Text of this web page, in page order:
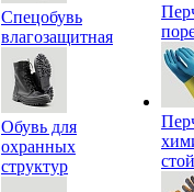
Спецобувь
влагозащитная
Обувь для
охранных
структур